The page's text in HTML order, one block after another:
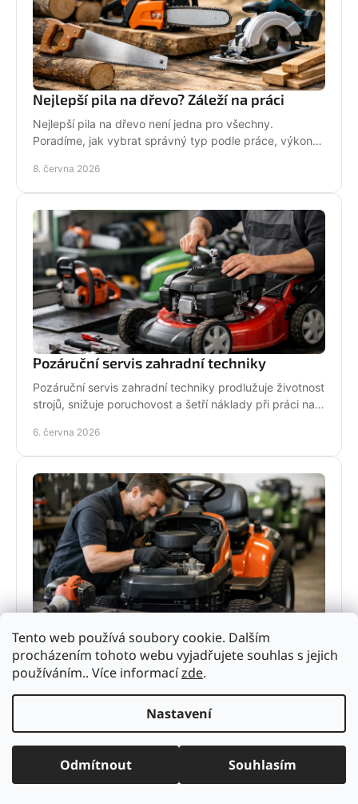
Tento web používá soubory cookie. Dalším
procházením tohoto webu vyjadřujete souhlas s jejich
používáním.. Více informacízde.
Nastavení
Odmítnout Souhlasím
Nejlepší pila na dřevo? Záleží na práci
Nejlepší pila na dřevo není jedna pro všechny.
Poradíme, jak vybrat správný typ podle práce, výkonu,
8. června 2026
Pozáruční servis zahradní techniky
Pozáruční servis zahradní techniky prodlužuje životnost
strojů, snižuje poruchovost a šetří náklady při práci na
6. června 2026
prostojů
Servis zahradní techniky rozhoduje o výkonu i